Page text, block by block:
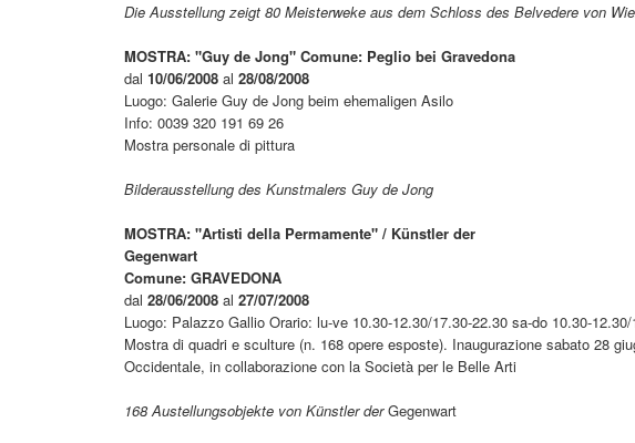
Die Ausstellung zeigt 80 Meisterweke aus dem Schloss des Belvedere von
MOSTRA: "Guy de Jong" Comune: Peglio bei Gravedona
dal 10/06/2008 al 28/08/2008
Luogo: Galerie Guy de Jong beim ehemaligen Asilo
Info: 0039 320 191 69 26
Mostra personale di pittura
Bilderausstellung des Kunstmalers Guy de Jong
MOSTRA: "Artisti della Permamente" / Künstler der
Gegenwart
Comune: GRAVEDONA
dal 28/06/2008 al 27/07/2008
Luogo: Palazzo Gallio Orario: lu-ve 10.30-12.30/17.30-22.30 sa-do 10.30-
Mostra di quadri e sculture (n. 168 opere esposte). Inaugurazione sabato 28
Occidentale, in collaborazione con la Società per le Belle Arti
168 Austellungsobjekte von Künstler derGegenwart